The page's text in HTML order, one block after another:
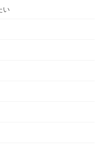
い